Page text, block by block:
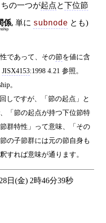
の一つが起点と下位節
係, 単に subnode とも)
であって、その節を値に含
JISX4153:1998 4.21 参照。
。
しですが、「節の起点」と
「節の起点が持つ下位節特
群特性」って意味、「その
の子節群には元の節自身も
すれば意味が通ります。
日(金) 2時46分39秒